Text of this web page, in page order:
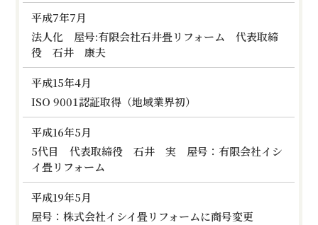
平成7年7月
法人化 屋号:有限会社石井畳リフォーム 代表取締
役 石井 康夫
平成15年4月
ISO 9001認証取得（地域業界初）
平成16年5月
5代目 代表取締役 石井 実 屋号：有限会社イシ
イ畳リフォーム
平成19年5月
屋号：株式会社イシイ畳リフォームに商号変更